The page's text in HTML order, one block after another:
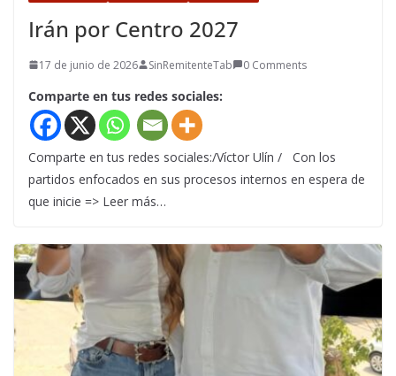
Irán por Centro 2027
17 de junio de 2026 SinRemitenteTab 0 Comments
Comparte en tus redes sociales:
Comparte en tus redes sociales:/Víctor Ulín / Con los
partidos enfocados en sus procesos internos en espera de
que inicie => Leer más…